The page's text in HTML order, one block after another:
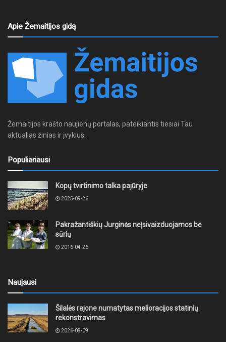
Apie Žemaitijos gidą
Žemaitijos krašto naujienų portalas, pateikiantis tiesiai Tau
aktualias žinias ir įvykius.
Populiariausi
Kopų tvirtinimo talka pajūryje
2025-09-26
Pakražantiškių Jurginės neįsivaizduojamos be
sūrių
2016-04-26
Naujausi
Šilalės rajone numatytas melioracijos statinių
rekonstravimas
2026-08-09